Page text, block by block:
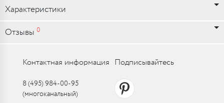
Характеристики
Отзывы 0
Контактная информация
8 (495) 984-00-95
(многоканальный)
Подписывайтесь